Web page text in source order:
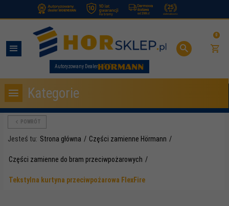
Autoryzowany Dealer
0
Kategorie
POWRÓT
Jesteś tu: Strona główna Części zamienne Hörmann
Części zamienne do bram przeciwpożarowych
Tekstylna kurtyna przeciwpożarowa FlexFire